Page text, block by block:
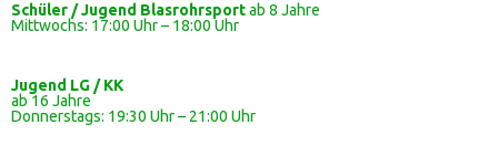
Schüler / Jugend Blasrohrsportab 8 Jahre
Mittwochs: 17:00 Uhr – 18:00 Uhr
Jugend LG / KK
ab 16 Jahre
Donnerstags: 19:30 Uhr – 21:00 Uhr